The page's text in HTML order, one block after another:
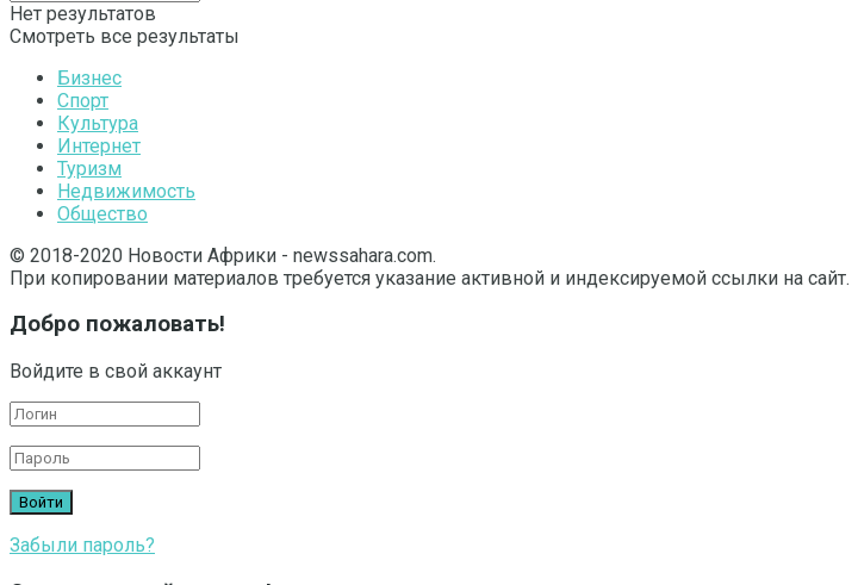
Нет результатов
Смотреть все результаты
Бизнес
Спорт
Культура
Интернет
Туризм
Недвижимость
Общество
© 2018-2020 Новости Африки - newssahara.com.
При копировании материалов требуется указание активной и индексируемой ссылки на сайт.
Добро пожаловать!
Войдите в свой аккаунт
Забыли пароль?